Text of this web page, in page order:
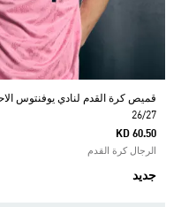
قميص كرة القدم لنادي يوفنتوس
26/27
KD 60.50
الرجال كرة القدم
جديد